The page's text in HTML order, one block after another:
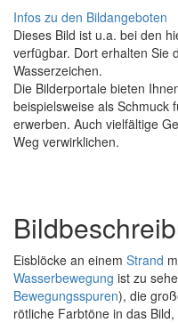
Infos zu den Bildangeboten
Dieses Bild ist u.a. bei den
verfügbar. Dort erhalten Sie
Wasserzeichen.
Die Bilderportale bieten
beispielsweise als Schmuck
erwerben. Auch vielfältige
Weg verwirklichen.
Eisblöcke an einem Strand
Wasserbewegung ist zu
Bewegungsspuren), die
rötliche Farbtöne in das